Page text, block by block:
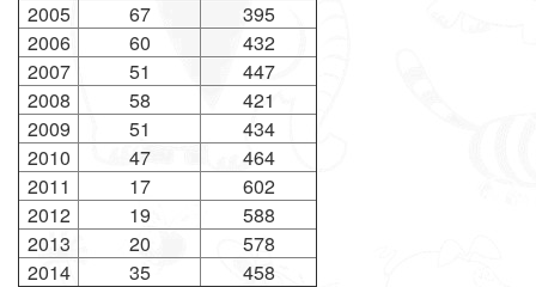
2005
67
395
2006
60
432
2007
51
447
2008
58
421
2009
51
434
2010
47
464
2011
17
602
2012
19
588
2013
20
578
2014
35 458